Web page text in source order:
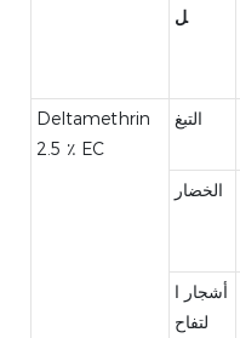
ل
Deltamethrin
2.5 ٪ EC
التبغ
الخضار
أشجار ا
لتفاح